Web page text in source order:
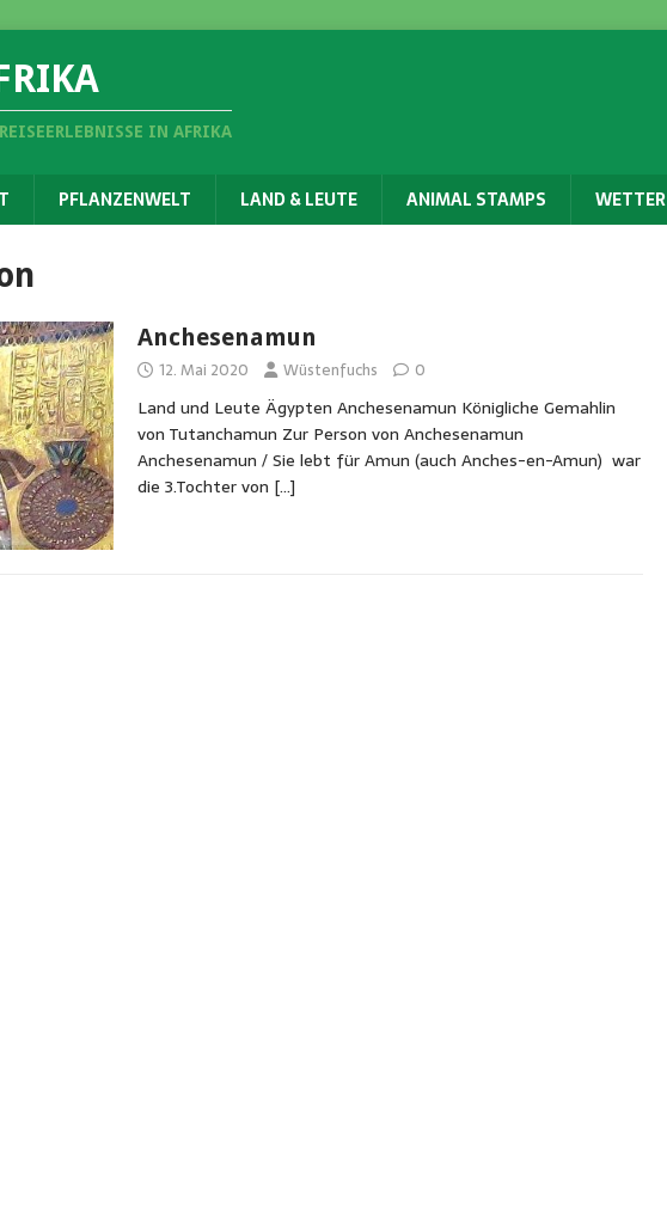
IN AFRIKA
PFLANZENWELT LAND & LEUTE ANIMAL STAMPS WETTER
Anchesenamun
12. Mai 2020 Wüstenfuchs 0
Land und Leute Ägypten Anchesenamun Königliche Gemahlin
von Tutanchamun Zur Person von Anchesenamun
Anchesenamun / Sie lebt für Amun (auch Anches-en-Amun) war
die 3.Tochter von […]